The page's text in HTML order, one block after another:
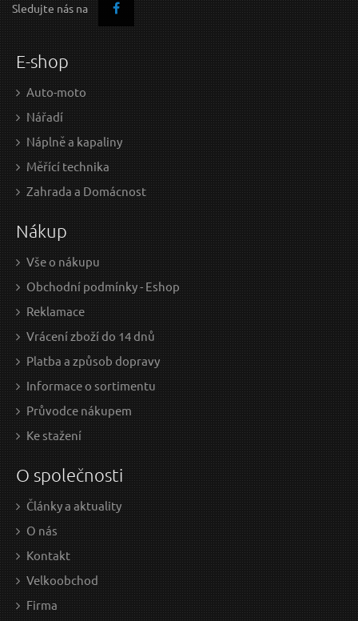
Sledujte nás na
E-shop
Auto-moto
Nářadí
Náplně a kapaliny
Měřící technika
Zahrada a Domácnost
Nákup
Vše o nákupu
Obchodní podmínky - Eshop
Reklamace
Vrácení zboží do 14 dnů
Platba a způsob dopravy
Informace o sortimentu
Průvodce nákupem
Ke stažení
O společnosti
Články a aktuality
O nás
Kontakt
Velkoobchod
Firma